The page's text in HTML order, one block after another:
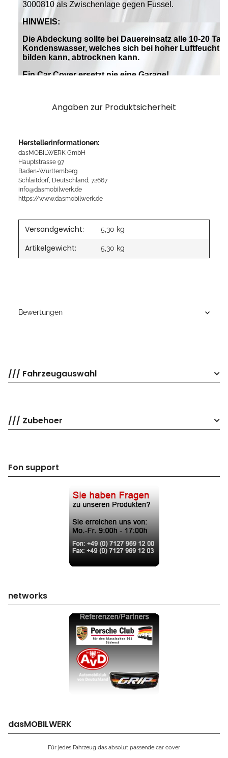
Angaben zur Produktsicherheit
Herstellerinformationen:
dasMOBILWERK GmbH
Hauptstrasse 97
Baden-Württemberg
Schlaitdorf, Deutschland, 72667
info@dasmobilwerk.de
https://www.dasmobilwerk.de
Versandgewicht: 5,30 kg
Artikelgewicht: 5,30 kg
Bewertungen
/// Fahrzeugauswahl
/// Zubehoer
Fon support
networks
dasMOBILWERK
Für jedes Fahrzeug das absolut passende car cover